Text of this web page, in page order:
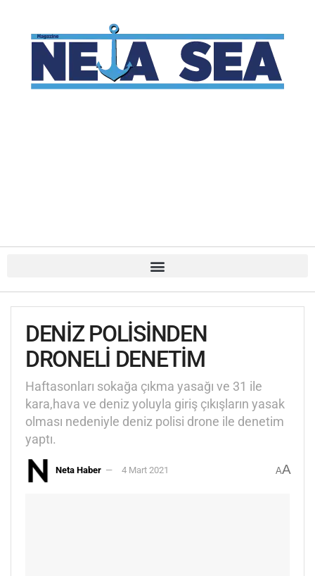
DENİZ POLİSİNDEN
DRONELİ DENETİM
Haftasonları sokağa çıkma yasağı ve 31 ile
kara,hava ve deniz yoluyla giriş çıkışların yasak
olması nedeniyle deniz polisi drone ile denetim
yaptı.
Neta Haber 4 Mart 2021 AA